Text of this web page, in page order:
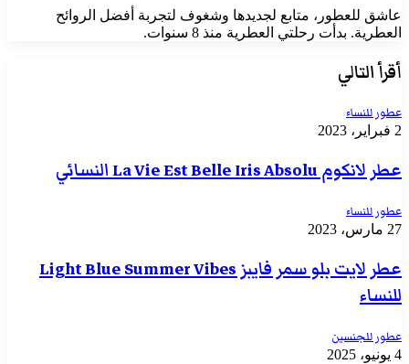
عاشق للعطور، متابع لجديدها وشغوف لتجربة أفضل الروائح
العطرية. بدأت رحلتي العطرية منذ 8 سنوات.
أقرأ التالي
عطور للنساء
2 فبراير، 2023
عطر لانكوم La Vie Est Belle Iris Absolu النسائي
عطور للنساء
27 مارس، 2023
عطر لايت بلو سمر فايبز Light Blue Summer Vibes
للنساء
عطور للجنسين
4 يونيو، 2025